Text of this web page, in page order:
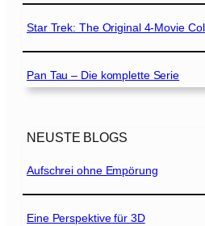
Star Trek: The Original 4-Movie
Pan Tau – Die komplette Serie
NEUSTE BLOGS
Aufschrei ohne Empörung
Eine Perspektive für 3D